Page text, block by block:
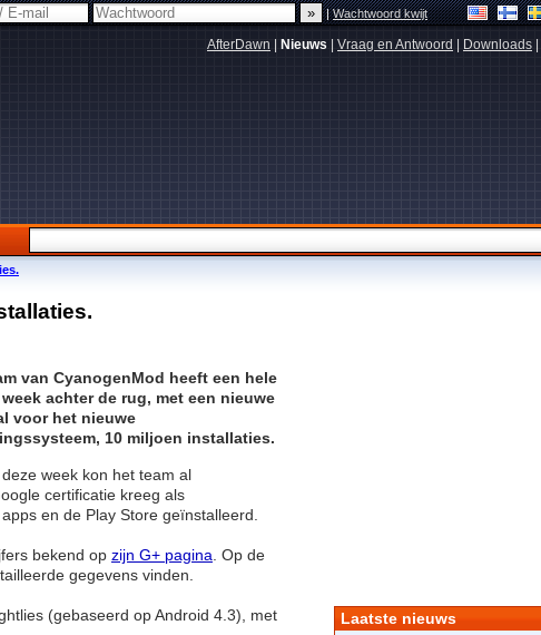
|Wachtwoord kwijt
AfterDawn Nieuws Vraag en Antwoord Downloads
van CyanogenMod heeft een hele
achter de rug, met een nieuwe
voor het nieuwe
10 miljoen installaties.
week kon het team al
certificatie kreeg als
en de Play Store geïnstalleerd.
bekend op zijn G+ pagina . Op de
gegevens vinden.
(gebaseerd op Android 4.3), met
Laatste nieuws